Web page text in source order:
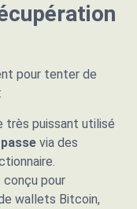
pour tenter de
:
très puissant utilisé
via des
pour
wallets Bitcoin,